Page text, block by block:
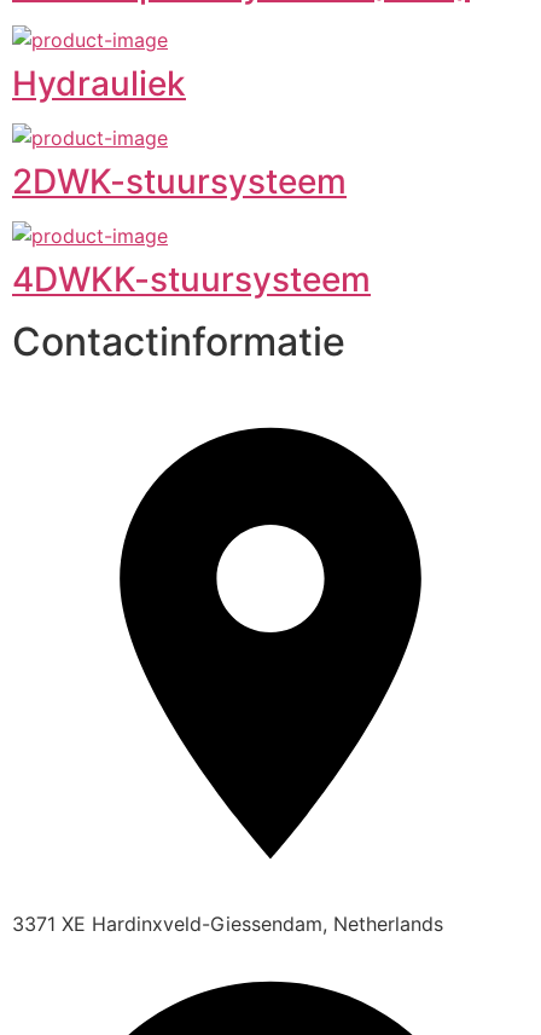
Hydrauliek
2DWK-stuursysteem
4DWKK-stuursysteem
Contactinformatie
3371 XE Hardinxveld-Giessendam, Netherlands